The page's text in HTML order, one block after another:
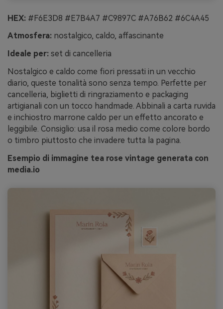
HEX: #F6E3D8 #E7B4A7 #C9897C #A76B62 #6C4A45
Atmosfera: nostalgico, caldo, affascinante
Ideale per: set di cancelleria
Nostalgico e caldo come fiori pressati in un vecchio
diario, queste tonalità sono senza tempo. Perfette per
cancelleria, biglietti di ringraziamento e packaging
artigianali con un tocco handmade. Abbinali a carta ruvida
e inchiostro marrone caldo per un effetto ancorato e
leggibile. Consiglio: usa il rosa medio come colore bordo
o timbro piuttosto che invadere tutta la pagina.
Esempio di immagine tea rose vintage generata con
media.io